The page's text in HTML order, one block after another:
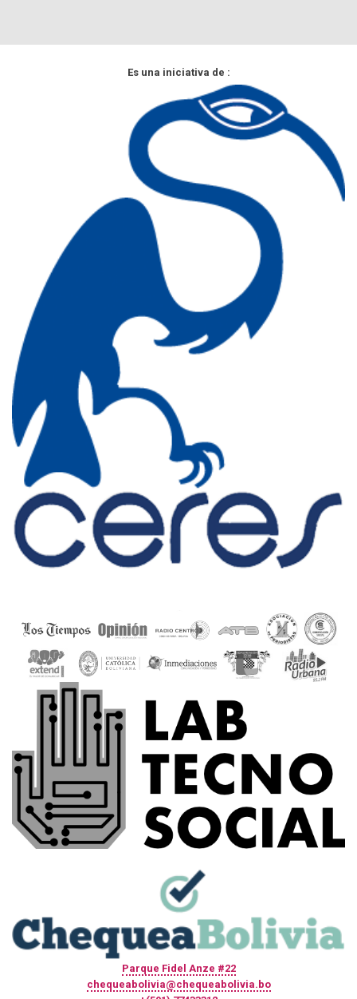
Es una iniciativa de :
Parque Fidel Anze #22
chequeabolivia@chequeabolivia.bo